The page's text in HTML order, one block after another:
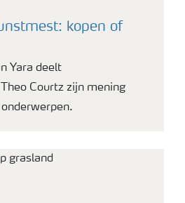
kopen of
Yara deelt
Courtz zijn mening